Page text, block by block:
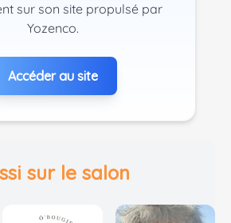
sur son site propulsé par
Yozenco.
Accéder au site
sur le salon